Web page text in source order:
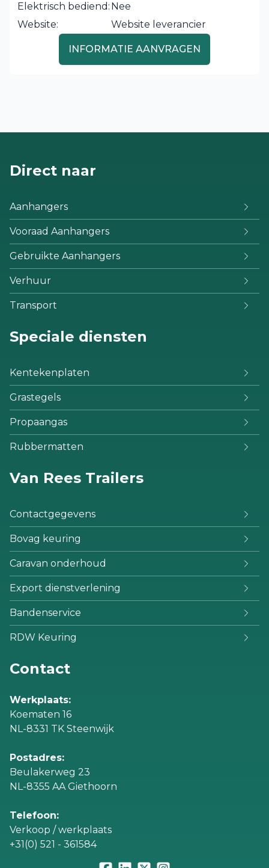
Elektrisch bediend: Nee
Website:
Website leverancier
INFORMATIE AANVRAGEN
Direct naar
Aanhangers
Vooraad Aanhangers
Gebruikte Aanhangers
Verhuur
Transport
Speciale diensten
Kentekenplaten
Grastegels
Propaangas
Rubbermatten
Van Rees Trailers
Contactgegevens
Bovag keuring
Caravan onderhoud
Export dienstverlening
Bandenservice
RDW Keuring
Contact
Werkplaats:
Koematen 16
NL-8331 TK Steenwijk
Postadres:
Beulakerweg 23
NL-8355 AA Giethoorn
Telefoon:
Verkoop / werkplaats
+31(0) 521 - 361584